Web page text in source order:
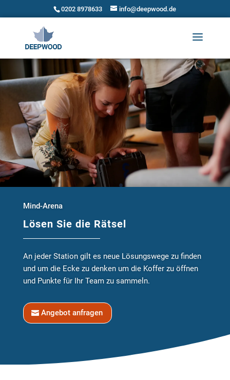
0202 8978633 info@deepwood.de
Mind-Arena
Lösen Sie die Rätsel
An jeder Station gilt es neue Lösungswege zu finden
und um die Ecke zu denken um die Koffer zu öffnen
und Punkte für Ihr Team zu sammeln.
Angebot anfragen